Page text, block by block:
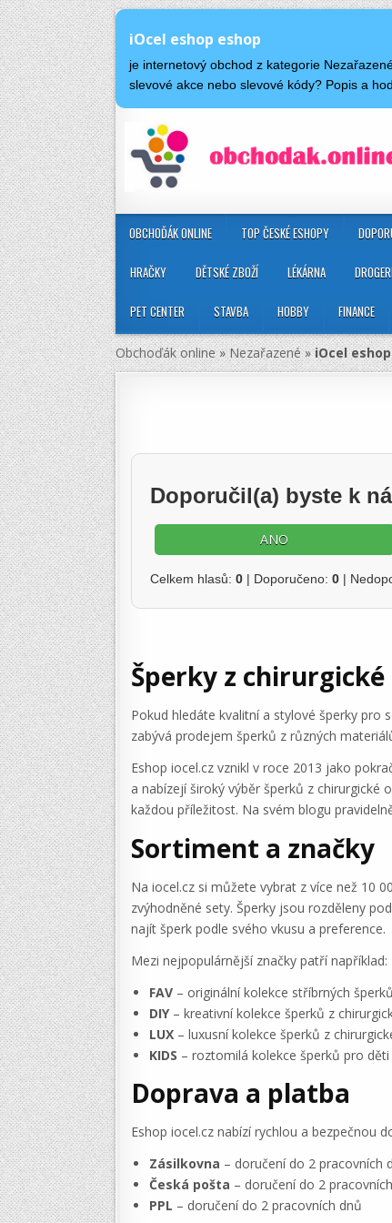
iOcel eshop eshop
je internetový obchod z kategorie
slevové akce nebo slevové kódy? Popis a
OBCHOĎÁK ONLINE TOP ČESKÉ ESHOPY
HRAČKY DĚTSKÉ ZBOŽÍ LÉKÁRNA
PET CENTER STAVBA HOBBY FINANCE
Obchoďák online»Nezařazené»iOcel eshop
Doporučil(a) byste k
ANO
Celkem hlasů: 0 | Doporučeno: 0 |
Šperky z
Pokud hledáte kvalitní a stylové šperky pro
zabývá prodejem šperků z různých
Eshop iocel.cz vznikl v roce 2013 jako
a nabízejí široký výběr šperků z chirurgické
každou příležitost. Na svém blogu
Sortiment a značky
Na iocel.cz si můžete vybrat z více než 10
zvýhodněné sety. Šperky jsou rozděleny
najít šperk podle svého vkusu a preference.
Mezi nejpopulárnější značky patří například:
FAV – originální kolekce stříbrných
DIY– kreativní kolekce šperků z
LUX – luxusní kolekce šperků z
KIDS – roztomilá kolekce šperků pro
Doprava a platba
Eshop iocel.cz nabízí rychlou a bezpečnou
Zásilkovna – doručení do 2 pracovních
Česká pošta – doručení do 2
PPL – doručení do 2 pracovních dnů